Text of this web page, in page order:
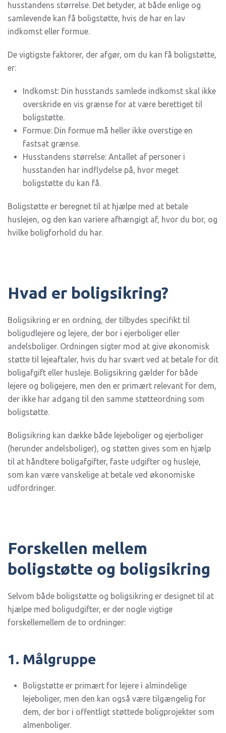
husstandens størrelse. Det betyder, at både enlige og
samlevende kan få boligstøtte, hvis de har en lav
indkomst eller formue.
De vigtigste faktorer, der afgør, om du kan få boligstøtte,
er:
Indkomst: Din husstands samlede indkomst skal ikke
overskride en vis grænse for at være berettiget til
boligstøtte.
Formue: Din formue må heller ikke overstige en
fastsat grænse.
Husstandens størrelse: Antallet af personer i
husstanden har indflydelse på, hvor meget
boligstøtte du kan få.
Boligstøtte er beregnet til at hjælpe med at betale
huslejen, og den kan variere afhængigt af, hvor du bor, og
hvilke boligforhold du har.
Hvad er boligsikring?
Boligsikring er en ordning, der tilbydes specifikt til
boligudlejere og lejere, der bor i ejerboliger eller
andelsboliger. Ordningen sigter mod at give økonomisk
støtte til lejeaftaler, hvis du har svært ved at betale for dit
boligafgift eller husleje. Boligsikring gælder for både
lejere og boligejere, men den er primært relevant for dem,
der ikke har adgang til den samme støtteordning som
boligstøtte.
Boligsikring kan dække både lejeboliger og ejerboliger
(herunder andelsboliger), og støtten gives som en hjælp
til at håndtere boligafgifter, faste udgifter og husleje,
som kan være vanskelige at betale ved økonomiske
udfordringer.
Forskellen mellem
boligstøtte og boligsikring
Selvom både boligstøtte og boligsikring er designet til at
hjælpe med boligudgifter, er der nogle vigtige
forskellemellem de to ordninger:
1. Målgruppe
Boligstøtte er primært for lejere i almindelige
lejeboliger, men den kan også være tilgængelig for
dem, der bor i offentligt støttede boligprojekter som
almenboliger.